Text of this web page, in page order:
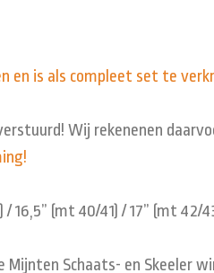
en is als compleet set te
Wij rekenenen
(mt 40/41) / 17” (mt 42/
Schaats- en Skeeler